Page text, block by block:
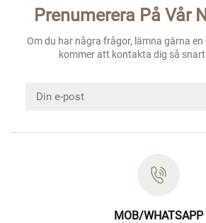
Prenumerera På Vår
Om du har några frågor, lämna gärna
kommer att kontakta dig så
MOB/WHATSAPP